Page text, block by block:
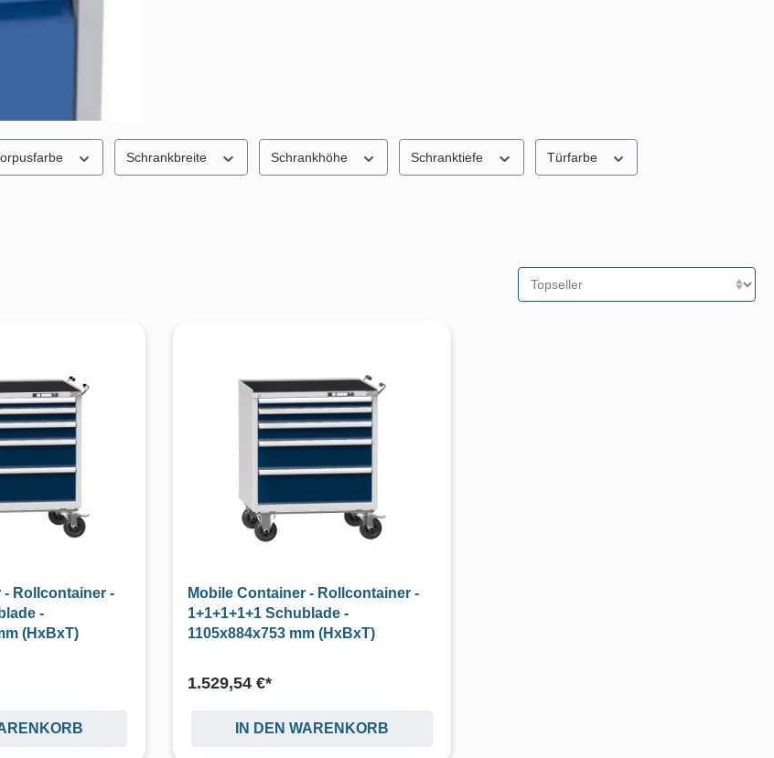
Schrankbreite Schrankhöhe Schranktiefe Türfarbe
- Rollcontainer -
-
(HxBxT)
Mobile Container - Rollcontainer -
1+1+1+1+1 Schublade -
1105x884x753 mm (HxBxT)
1.529,54 €*
IN DEN WARENKORB